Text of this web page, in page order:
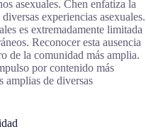
asexuales. Chen enfatiza la
experiencias asexuales.
es extremadamente limitada
Reconocer esta ausencia
de la comunidad más amplia.
por contenido más
amplias de diversas